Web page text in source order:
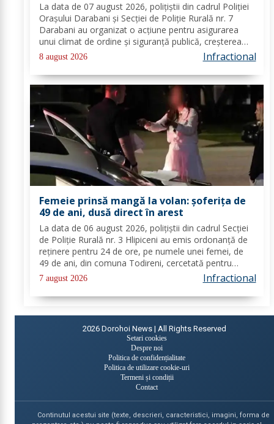
La data de 07 august 2026, polițiștii din cadrul Poliției
Orașului Darabani și Secției de Poliție Rurală nr. 7
Darabani au organizat o acțiune pentru asigurarea
unui climat de ordine și siguranță publică, creșterea
gradului de siguranță rutieră și combaterea faptelor
antisociale, în localitatea...
8 august 2026 Infractional
Femeie prinsă mangă la volan: șoferița de
49 de ani, dusă direct în arest
La data de 06 august 2026, polițiștii din cadrul Secției
de Poliție Rurală nr. 3 Hlipiceni au emis ordonanță de
reținere pentru 24 de ore, pe numele unei femei, de
49 de ani, din comuna Todireni, cercetată pentru
comiterea infracțiunii de conducerea unui vehicul sub
influența alcoolului. În urma...
7 august 2026 Infractional
2026 Dorohoi News | All Rights Reserved
Setari cookies
Despre noi
Politica de confidențialitate
Politica de utilizare cookie-uri
Termeni și condiții
Contact
Continutul acestui site (texte, descrieri, caracteristici, imagini, forma de